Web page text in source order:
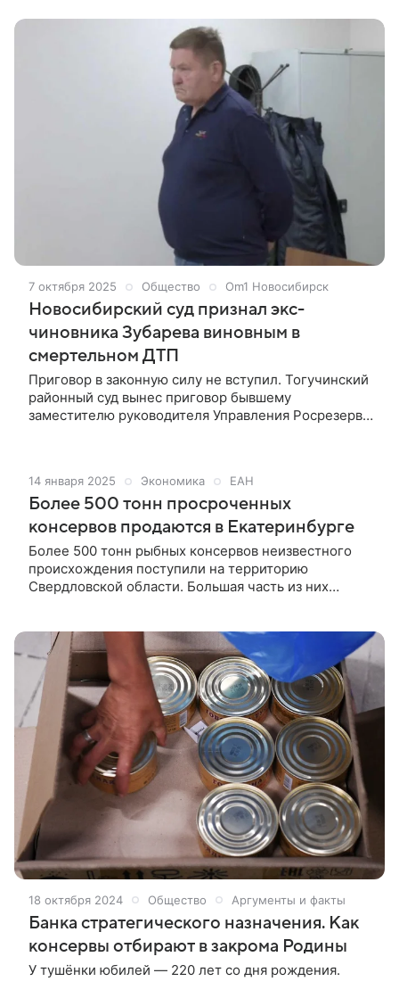
питания, говорится в сообщении на сайте
7 октября 2025 Общество Om1 Новосибирск
Новосибирский суд признал экс-
чиновника Зубарева виновным в
смертельном ДТП
Приговор в законную силу не вступил. Тогучинский
районный суд вынес приговор бывшему
заместителю руководителя Управления Росрезерва
года, когда Зубарев, управляя автомобилем «Тойота
Ленд Крузер 200», превысил скорость и выехал на
полосу встречного движения, где совершил
лобовое столкновение с автомобилем
«Фольксваген Тигуан».
14 января 2025 Экономика ЕАН
Более 500 тонн просроченных
консервов продаются в Екатеринбурге
Более 500 тонн рыбных консервов неизвестного
происхождения поступили на территорию
Свердловской области. Большая часть из них
межрегионального управления Россельхознадзора
в ходе мониторинга безопасности пищевой
продукции в ФГИС «ВетИС» компонента
«Меркурий».
18 октября 2024 Общество Аргументы и факты
Банка стратегического назначения. Как
консервы отбирают в закрома Родины
У тушёнки юбилей — 220 лет со дня рождения.